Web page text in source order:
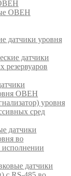
ОВЕН
датчики уровня
датчики
резервуаров
ОВЕН
уровня
сред
датчики
во
датчики